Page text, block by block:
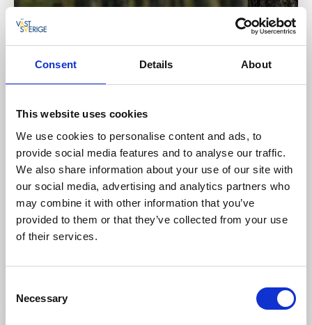
Consent Details About
This website uses cookies
We use cookies to personalise content and ads, to
provide social media features and to analyse our traffic.
We also share information about your use of our site with
our social media, advertising and analytics partners who
may combine it with other information that you’ve
provided to them or that they’ve collected from your use
of their services.
Selection
Necessary
Vandra
Vareskogsleden
Fullestad